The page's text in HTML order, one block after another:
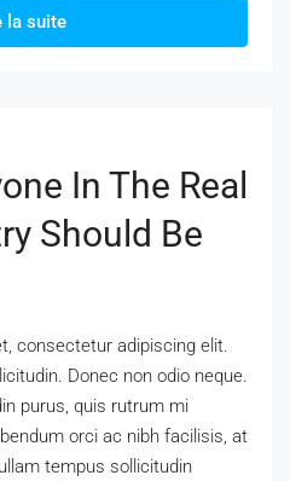
la suite
In The Real
Should Be
consectetur adipiscing elit.
Donec non odio neque.
purus, quis rutrum mi
orci ac nibh facilisis, at
tempus sollicitudin